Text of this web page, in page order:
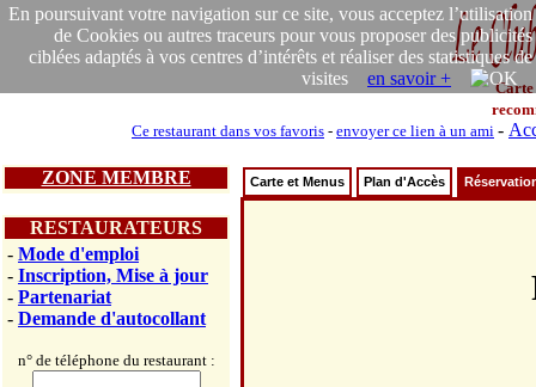
En poursuivant votre navigation sur ce site, vous acceptez l’utilisation
de Cookies ou autres traceurs pour vous proposer des publicités
ciblées adaptés à vos centres d’intérêts et réaliser des statistiques de
visites en savoir +
Carte
Ce restaurant dans vos favoris - envoyer ce lien à un ami -
ZONE MEMBRE
RESTAURATEURS
- Mode d'emploi
- Inscription, Mise à jour
- Partenariat
- Demande d'autocollant
n° de téléphone du restaurant :
Carte et Menus Plan d'Accès